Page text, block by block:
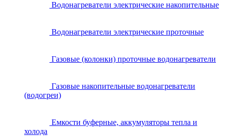
Водонагреватели электрические накопительные
Водонагреватели электрические проточные
Газовые (колонки) проточные водонагреватели
Газовые накопительные водонагреватели
(водогреи)
Емкости буферные, аккумуляторы тепла и
холода